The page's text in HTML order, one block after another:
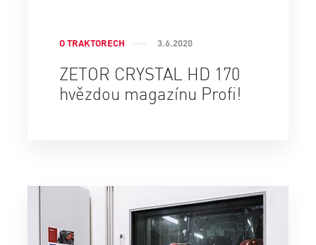
O TRAKTORECH 3.6.2020
ZETOR CRYSTAL HD 170
hvězdou magazínu Profi!